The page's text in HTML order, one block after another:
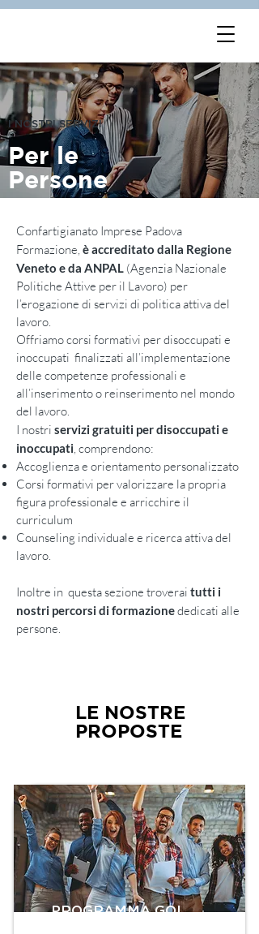
I NOSTRI SERVIZI
Per le
Persone
Confartigianato Imprese Padova
Formazione, è accreditato dalla Regione
Veneto e da ANPAL (Agenzia Nazionale
Politiche Attive per il Lavoro) per
l’erogazione di servizi di politica attiva del
lavoro.
Offriamo corsi formativi per disoccupati e
inoccupati finalizzati all’implementazione
delle competenze professionali e
all’inserimento o reinserimento nel mondo
del lavoro.
I nostri servizi gratuiti per disoccupati e
inoccupati, comprendono:
Accoglienza e orientamento personalizzato
Corsi formativi per valorizzare la propria
figura professionale e arricchire il
curriculum
Counseling individuale e ricerca attiva del
lavoro.
Inoltre in questa sezione troverai tutti i
nostri percorsi di formazionededicati alle
persone.
LE NOSTRE
PROPOSTE
PROGRAMMA GOL